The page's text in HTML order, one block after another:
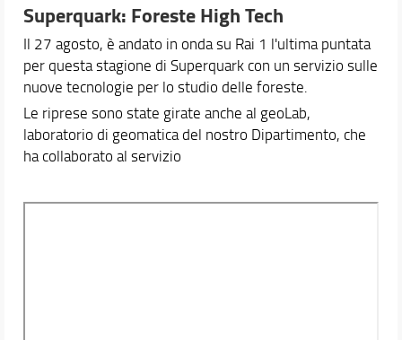
Superquark: Foreste High Tech
Il 27 agosto, è andato in onda su Rai 1 l'ultima puntata
per questa stagione di Superquark con un servizio sulle
nuove tecnologie per lo studio delle foreste.
Le riprese sono state girate anche al geoLab,
laboratorio di geomatica del nostro Dipartimento, che
ha collaborato al servizio